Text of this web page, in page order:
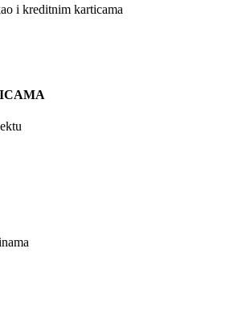
i kreditnim karticama